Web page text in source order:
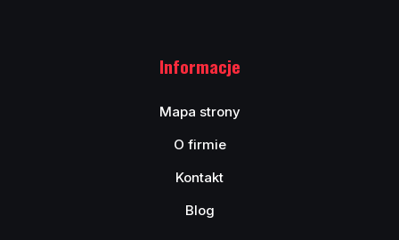
Informacje
Mapa strony
O firmie
Kontakt
Blog